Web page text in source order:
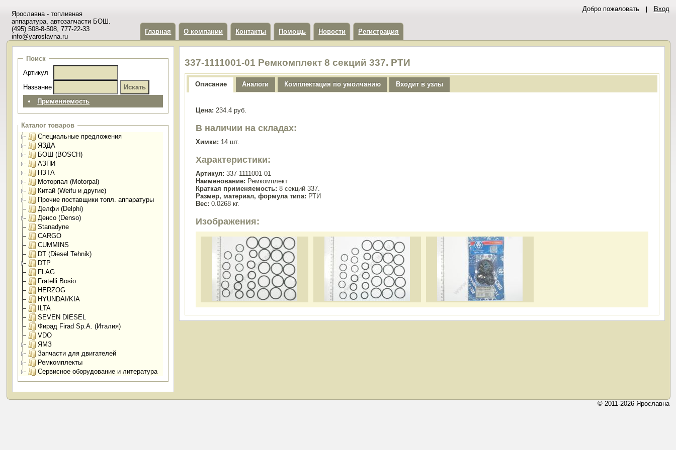
Добро пожаловать Вход
Ярославна - топливная
аппаратура, автозапчасти БОШ.
(495) 508-8-508, 777-22-33
info@yaroslavna.ru
Главная О компании Контакты Помощь Новости Регистрация
Поиск
Артикул
Название
Применяемость
Каталог товаров
Специальные предложения
ЯЗДА
БОШ (BOSCH)
АЗПИ
НЗТА
Моторпал (Motorpal)
Китай (Weifu и другие)
Прочие поставщики топл. аппаратуры
Делфи (Delphi)
Денсо (Denso)
Stanadyne
CARGO
CUMMINS
DT (Diesel Tehnik)
DTP
FLAG
Fratelli Bosio
HERZOG
HYUNDAI/KIA
ILTA
SEVEN DIESEL
Фирад Firad Sp.A. (Италия)
VDO
ЯМЗ
Запчасти для двигателей
Ремкомплекты
Сервисное оборудование и литература
337-1111001-01 Ремкомплект 8 секций 337. РТИ
Описание Аналоги Комплектация по умолчанию Входит в узлы
Цена: 234.4 руб.
В наличии на складах:
Химки: 14 шт.
Характеристики:
Артикул: 337-1111001-01
Наименование: Ремкомплект
Краткая применяемость: 8 секций 337.
Размер, материал, формула типа: РТИ
Вес: 0.0268 кг.
Изображения:
© 2011-2026 Ярославна